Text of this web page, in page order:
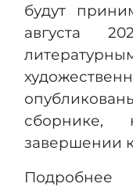
будут
августа
сборнике,
завершении